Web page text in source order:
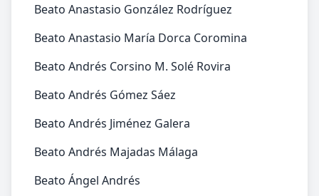
Beato Anastasio González Rodríguez
Beato Anastasio María Dorca Coromina
Beato Andrés Corsino M. Solé Rovira
Beato Andrés Gómez Sáez
Beato Andrés Jiménez Galera
Beato Andrés Majadas Málaga
Beato Ángel Andrés